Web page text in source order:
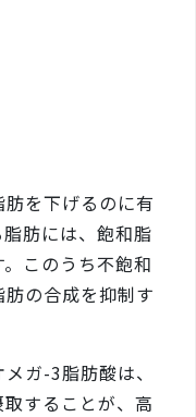
を下げるのに有
肪には、飽和脂
このうち不飽和
の合成を抑制す
ガ-3脂肪酸は、
することが、高